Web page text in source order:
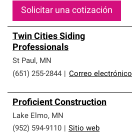
Solicitar una cotización
Twin Cities Siding
Professionals
St Paul, MN
(651) 255-2844
Correo electrónico
Proficient Construction
Lake Elmo, MN
(952) 594-9110
Sitio web